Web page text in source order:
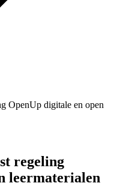
OpenUp digitale en open
regeling
leermaterialen